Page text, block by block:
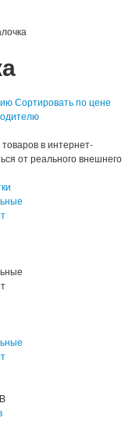
Сортировать по цене
в интернет-
от реального внешнего